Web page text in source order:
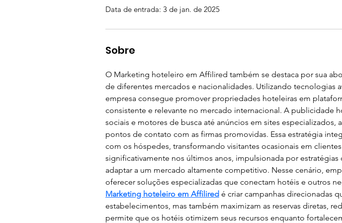
Data de entrada: 3 de jan. de 2025
Sobre
O Marketing hoteleiro em Affilired também se destaca por sua
de diferentes mercados e nacionalidades. Utilizando tecnologias
empresa consegue promover propriedades hoteleiras em
consistente e relevante no mercado internacional. A publicidade
sociais e motores de busca até anúncios em sites
pontos de contato com as firmas promovidas. Essa estratégia
com os hóspedes, transformando visitantes ocasionais em
significativamente nos últimos anos, impulsionada por
adaptar a um mercado altamente competitivo. Nesse cenário,
oferecer soluções especializadas que conectam hotéis e outros
Marketing hoteleiro em Affilired é criar campanhas direcionadas
estabelecimentos, mas também maximizam as reservas diretas,
permite que os hotéis otimizem seus recursos enquanto